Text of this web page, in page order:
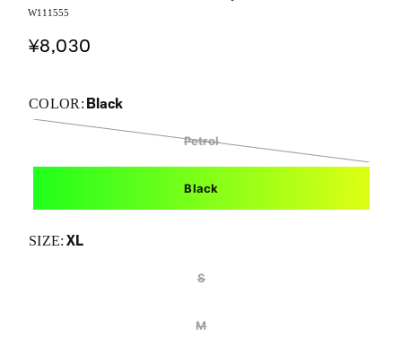
W111555
¥8,030
COLOR: Black
Petrol
Black
SIZE: XL
S
M